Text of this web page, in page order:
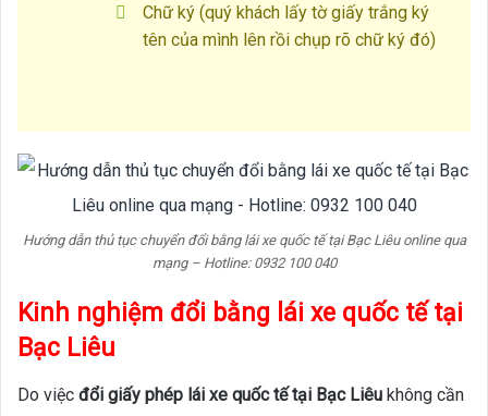
Chữ ký (quý khách lấy tờ giấy trắng ký
tên của mình lên rồi chụp rõ chữ ký đó)
Hướng dẫn thủ tục chuyển đổi bằng lái xe quốc tế tại Bạc Liêu online qua
mạng – Hotline: 0932 100 040
Kinh nghiệm đổi bằng lái xe quốc tế tại
Bạc Liêu
Do việc đổi giấy phép lái xe quốc tế tại Bạc Liêu không cần